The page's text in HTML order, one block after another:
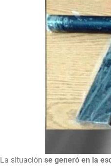
La situación se generó en la